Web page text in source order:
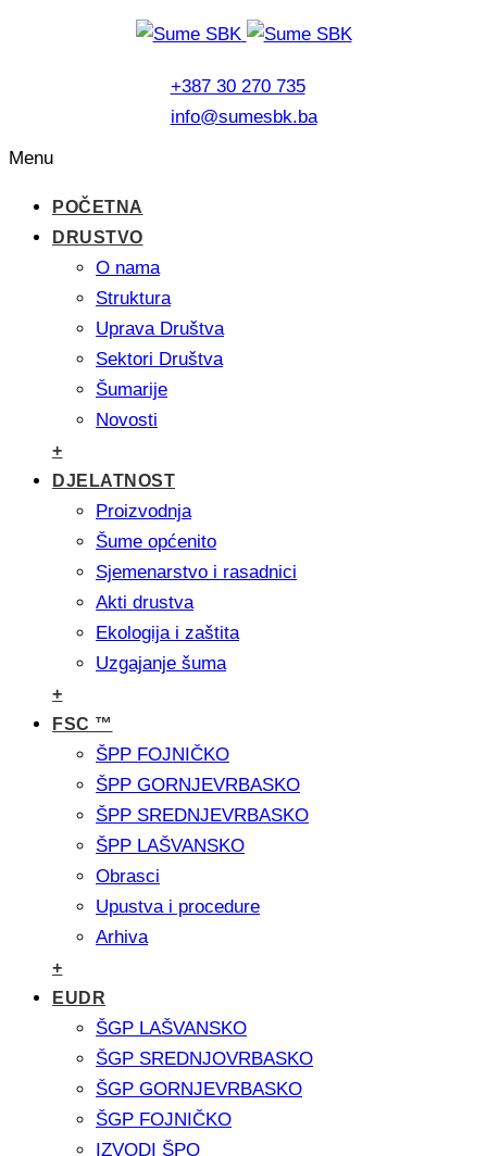
+387 30 270 735
info@sumesbk.ba
Menu
POČETNA
DRUSTVO
O nama
Struktura
Uprava Društva
Sektori Društva
Šumarije
Novosti
+
DJELATNOST
Proizvodnja
Šume općenito
Sjemenarstvo i rasadnici
Akti drustva
Ekologija i zaštita
Uzgajanje šuma
+
FSC ™
ŠPP FOJNIČKO
ŠPP GORNJEVRBASKO
ŠPP SREDNJEVRBASKO
ŠPP LAŠVANSKO
Obrasci
Upustva i procedure
Arhiva
+
EUDR
ŠGP LAŠVANSKO
ŠGP SREDNJOVRBASKO
ŠGP GORNJEVRBASKO
ŠGP FOJNIČKO
IZVODI ŠPO